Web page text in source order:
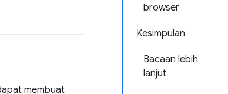
browser
Kesimpulan
Bacaan lebih
lanjut
membuat